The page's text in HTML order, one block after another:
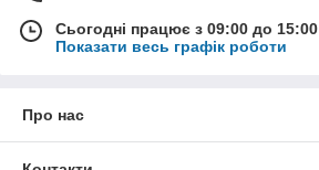
Сьогодні працює з 09:00 до 15:00
Показати весь графік роботи
Про нас